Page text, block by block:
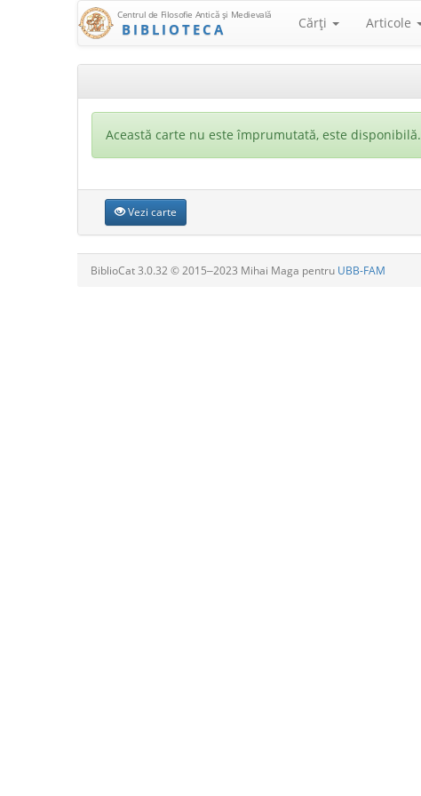
Centrul de Filosofie Antică şi Medievală
BIBLIOTECA Cărţi Articole
Această carte nu este împrumutată, este disponibilă.
Vezi carte
BiblioCat 3.0.32 © 2015‒2023 Mihai Maga pentru UBB-FAM